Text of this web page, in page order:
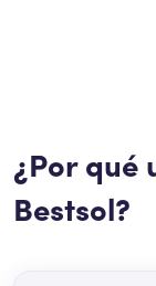
¿Por qué
Bestsol?